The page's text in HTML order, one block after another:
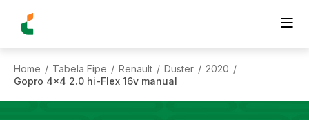
Home / Tabela Fipe / Renault / Duster / 2020 /
Gopro 4x4 2.0 hi-Flex 16v manual